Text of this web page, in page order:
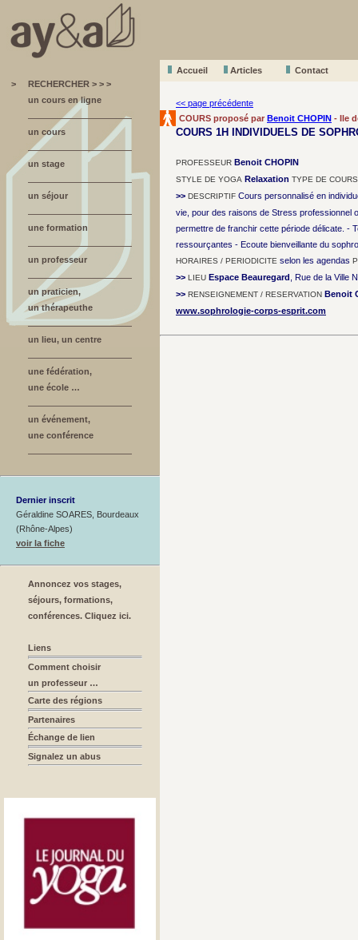
Accueil Articles
Contact
>
RECHERCHER > > >
un cours en ligne
un cours
un stage
un séjour
une formation
un professeur
un praticien,
un thérapeuthe
un lieu, un centre
une fédération,
une école …
un événement,
une conférence
Dernier inscrit
Géraldine SOARES, Bourdeaux
(Rhône-Alpes)
voir la fiche
Annoncez vos stages,
séjours, formations,
conférences. Cliquez ici.
Liens
Comment choisir
un professeur …
Carte des régions
Partenaires
Échange de lien
Signalez un abus
<< page précédente
COURS proposé par Benoit CHOPIN - Ile
COURS 1H INDIVIDUELS DE
PROFESSEUR Benoit CHOPIN
STYLE DE YOGA Relaxation TYPE DE COURS
>> DESCRIPTIF Cours personnalisé en
vie, pour des raisons de Stress professionnel
permettre de franchir cette période délicate. -
ressourçantes - Ecoute bienveillante du
HORAIRES / PERIODICITE selon les agendas
>> LIEU Espace Beauregard , Rue de la Ville
>> RENSEIGNEMENT / RESERVATION Benoit
www.sophrologie-corps-esprit.com